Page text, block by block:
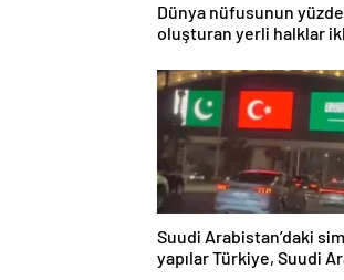
Dünya nüfusunun yüzde
oluşturan yerli halklar
Suudi Arabistan’daki
yapılar Türkiye, Suudi